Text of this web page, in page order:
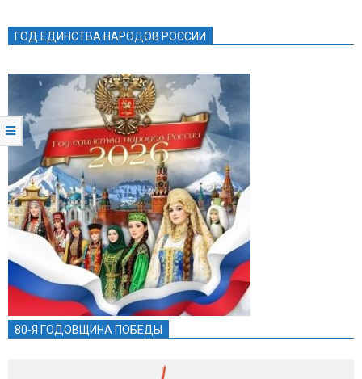
ГОД ЕДИНСТВА НАРОДОВ РОССИИ
80-Я ГОДОВЩИНА ПОБЕДЫ